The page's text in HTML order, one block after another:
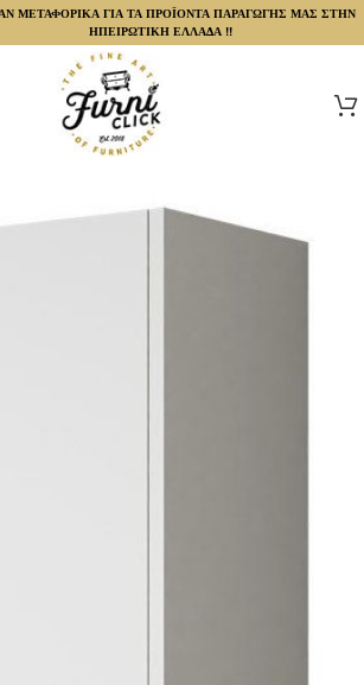
ΜΕΤΑΦΟΡΙΚΑ ΓΙΑ ΤΑ ΠΡΟΪΟΝΤΑ ΠΑΡΑΓΩΓΗΣ ΜΑΣ ΣΤΗΝ
ΗΠΕΙΡΩΤΙΚΗ ΕΛΛΑΔΑ !!